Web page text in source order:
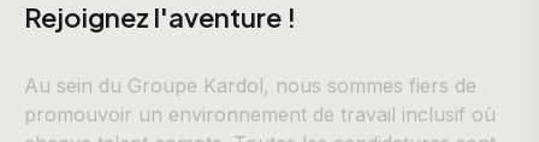
Rejoignez l'aventure !
Au sein du Groupe Kardol, nous sommes fiers de
promouvoir un environnement de travail inclusif où